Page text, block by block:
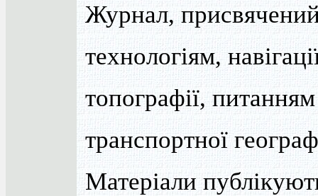
Журнал,
технологіям,
топографії, питанням
транспортної
Матеріали